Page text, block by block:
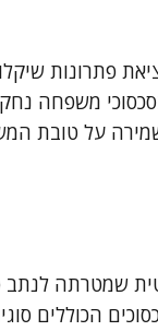
פתרונות
משפחה
שמירה על טובת
התשע"ה-2014 הוא מסגרת משפטית
הכוללים